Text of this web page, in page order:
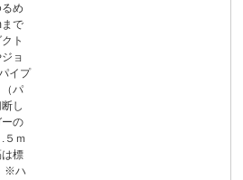
め
で
ト
ョ
イプ
パ
し
の
５ｍ
標
※ハ